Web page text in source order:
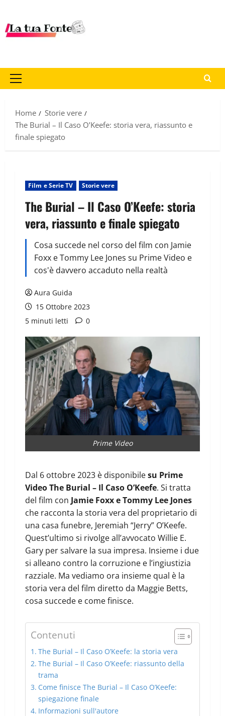
Home
Storie vere
The Burial – Il Caso O’Keefe: storia vera, riassunto e
finale spiegato
Film e Serie TV Storie vere
The Burial – Il Caso O’Keefe: storia
vera, riassunto e finale spiegato
Cosa succede nel corso del film con Jamie
Foxx e Tommy Lee Jones su Prime Video e
cos'è davvero accaduto nella realtà
Aura Guida
15 Ottobre 2023
5 minuti letti
0
Prime Video
Dal 6 ottobre 2023 è disponibilesu Prime
Video The Burial – Il Caso O’Keefe. Si tratta
del film con Jamie Foxx e Tommy Lee Jones
che racconta la storia vera del proprietario di
una casa funebre, Jeremiah “Jerry” O’Keefe.
Quest’ultimo si rivolge all’avvocato Willie E.
Gary per salvare la sua impresa. Insieme i due
si alleano contro la corruzione e l’ingiustizia
razziale. Ma vediamo ora insieme qual è la
storia vera del film diretto da Maggie Betts,
cosa succede e come finisce.
Contenuti
The Burial – Il Caso O’Keefe: la storia vera
The Burial – Il Caso O’Keefe: riassunto della
trama
Come finisce The Burial – Il Caso O’Keefe:
spiegazione finale
Informazioni sull'autore